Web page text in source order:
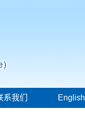
系我们 English